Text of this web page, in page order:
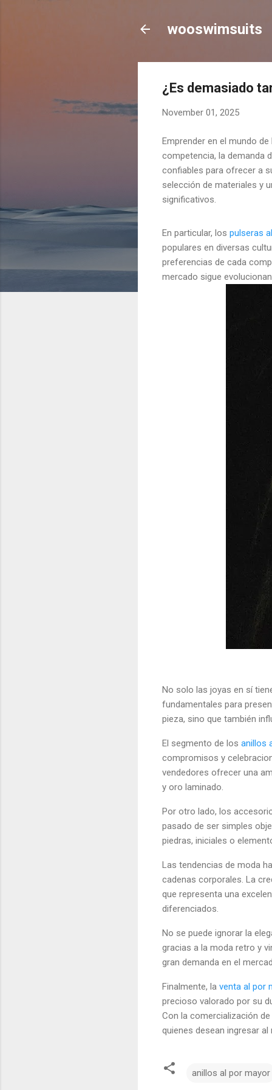
wooswimsuits
¿Es demasiado
November 01, 2025
Emprender en el mundo de
competencia, la demanda
confiables para ofrecer a
selección de materiales y
significativos.
En particular, los pulseras
populares en diversas
preferencias de cada
mercado sigue
No solo las joyas en sí
fundamentales para
pieza, sino que también
El segmento de los anillos
compromisos y
vendedores ofrecer una
y oro laminado.
Por otro lado, los
pasado de ser simples
piedras, iniciales o
Las tendencias de moda
cadenas corporales. La
que representa una
diferenciados.
No se puede ignorar la
gracias a la moda retro y
gran demanda en el
Finalmente, la venta al por
precioso valorado por su
Con la comercialización
quienes desean ingresar
anillos al por mayor